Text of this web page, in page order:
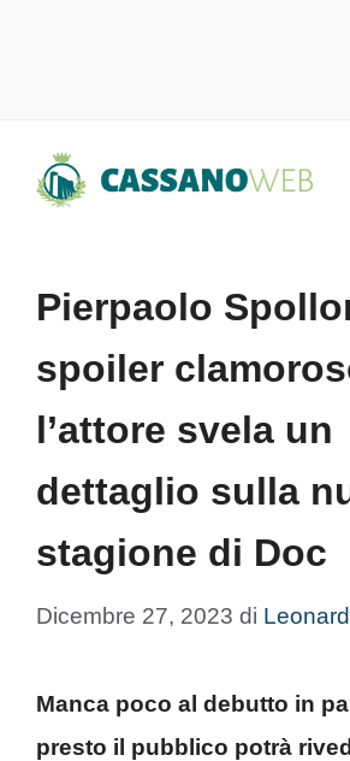
Pierpaolo
spoiler
l’attore svela un
dettaglio sulla
stagione di Doc
Dicembre 27, 2023 di
Manca poco al debutto in
presto il pubblico potrà